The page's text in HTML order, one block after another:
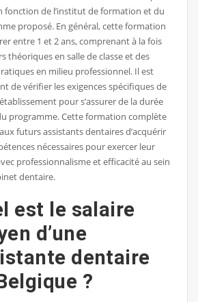
fonction de l’institut de formation et du
proposé. En général, cette formation
entre 1 et 2 ans, comprenant à la fois
théoriques en salle de classe et des
en milieu professionnel. Il est
de vérifier les exigences spécifiques de
pour s’assurer de la durée
programme. Cette formation complète
futurs assistants dentaires d’acquérir
nécessaires pour exercer leur
professionnalisme et efficacité au sein
dentaire.
est le salaire
d’une
dentaire
?